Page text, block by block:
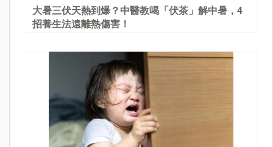
大暑三伏天熱到爆？中醫教喝「伏茶」解中暑，4
招養生法遠離熱傷害！